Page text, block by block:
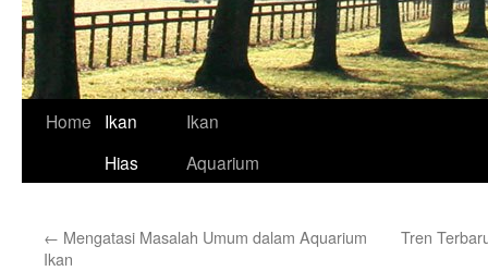
Home
Ikan
Hias
Ikan
Aquarium
← Mengatasi Masalah Umum dalam Aquarium
Ikan
Tren